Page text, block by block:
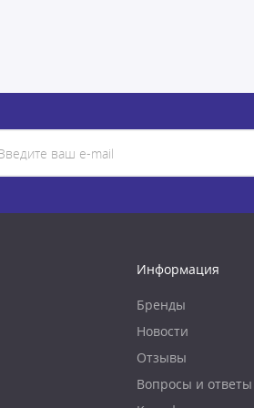
Информация
Бренды
Новости
Отзывы
Вопросы и ответы